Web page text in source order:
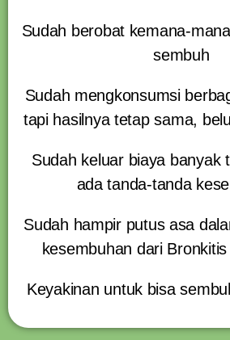
Sudah berobat kemana-
sembuh
Sudah mengkonsumsi
tapi hasilnya tetap sama,
Sudah keluar biaya banyak
ada tanda-tanda
Sudah hampir putus asa
kesembuhan dari
Keyakinan untuk bisa